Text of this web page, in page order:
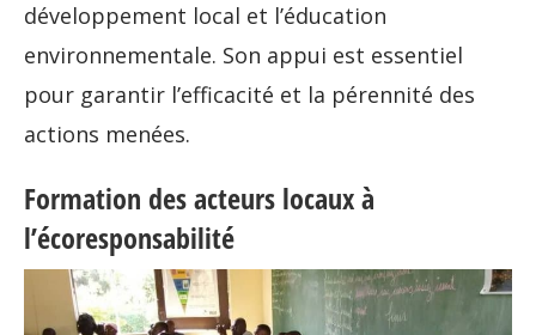
développement local et l’éducation
environnementale. Son appui est essentiel
pour garantir l’efficacité et la pérennité des
actions menées.
Formation des acteurs locaux à
l’écoresponsabilité